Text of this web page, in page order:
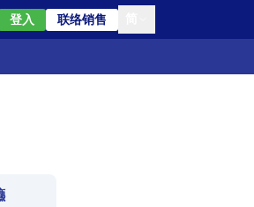
登入 联络销售